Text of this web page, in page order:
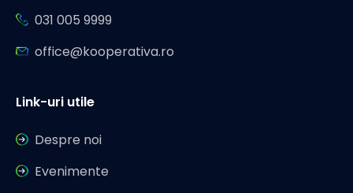
Link-uri utile
Despre noi
Evenimente
031 005 9999
office@kooperativa.ro